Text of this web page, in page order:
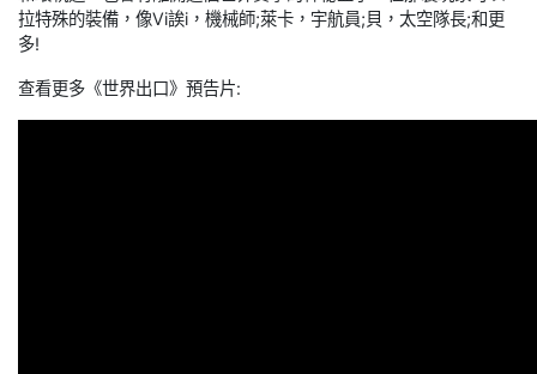
拉特殊的裝備，像Vi誒i，機械師;萊卡，宇航員;貝，太空隊長;和更
多!
查看更多《世界出口》預告片: